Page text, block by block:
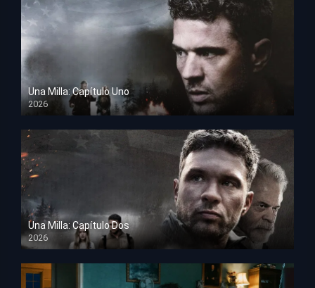
Una Milla: Capítulo Uno
2026
HD 1080p
Una Milla: Capítulo Dos
2026
HD 1080p